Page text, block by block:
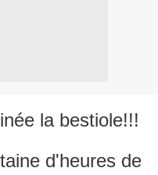
la bestiole!!!
d'heures de